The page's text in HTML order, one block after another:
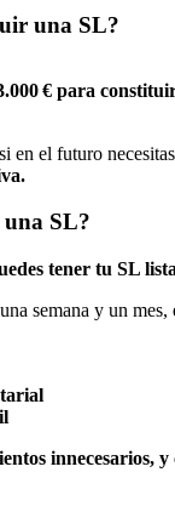
una SL?
€ para
el futuro
una SL?
tener tu SL
semana y un
innecesarios,